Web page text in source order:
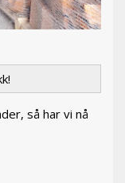
så har vi nå